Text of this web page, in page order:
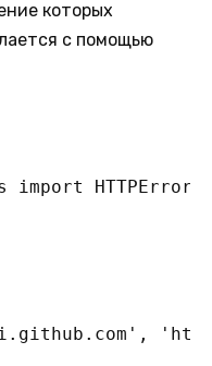
которых
с помощью
import HTTPError